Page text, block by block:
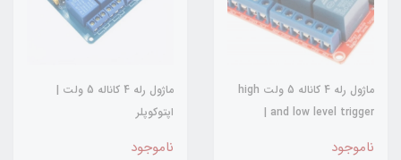
ماژول رله 4 کاناله 5 ولت high
and low level trigger |
ناموجود
ماژول رله 4 کاناله 5 ولت |
اپتوکوپلر
ناموجود